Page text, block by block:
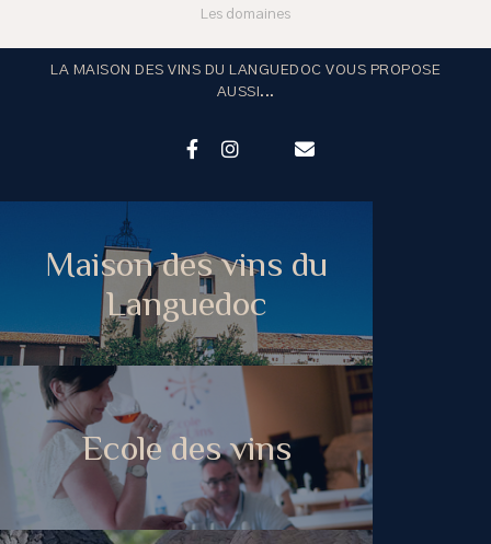
Les domaines
LA MAISON DES VINS DU LANGUEDOC VOUS PROPOSE
AUSSI...
Maison des vins du
Languedoc
Ecole des vins